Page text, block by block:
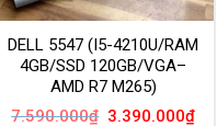
DELL 5547 (I5-4210U/RAM
4GB/SSD 120GB/VGA–
AMD R7 M265)
7.590.000₫ Giá
3.390.000₫Giá